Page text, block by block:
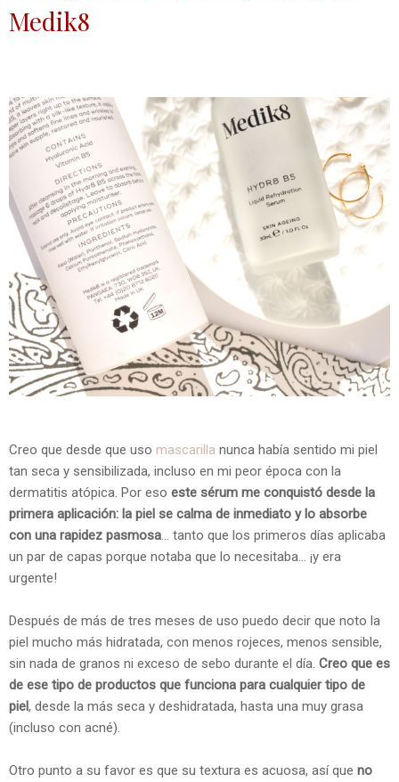
Medik8
Creo que desde que uso mascarilla nunca había sentido mi piel
tan seca y sensibilizada, incluso en mi peor época con la
dermatitis atópica. Por eso este sérum me conquistó desde la
primera aplicación: la piel se calma de inmediato y lo absorbe
con una rapidez pasmosa... tanto que los primeros días aplicaba
un par de capas porque notaba que lo necesitaba... ¡y era
urgente!
Después de más de tres meses de uso puedo decir que noto la
piel mucho más hidratada, con menos rojeces, menos sensible,
sin nada de granos ni exceso de sebo durante el día. Creo que es
de ese tipo de productos que funciona para cualquier tipo de
piel, desde la más seca y deshidratada, hasta una muy grasa
(incluso con acné).
Otro punto a su favor es que su textura es acuosa, así que no